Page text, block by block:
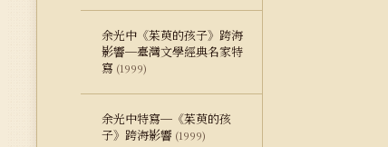
余光中《茱萸的孩子》跨海
影響─臺灣文學經典名家特
寫 (1999)
余光中特寫─《茱萸的孩
子》跨海影響 (1999)